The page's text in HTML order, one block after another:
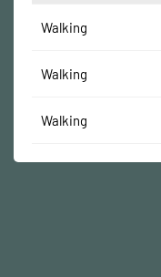
Walking
Walking
Walking